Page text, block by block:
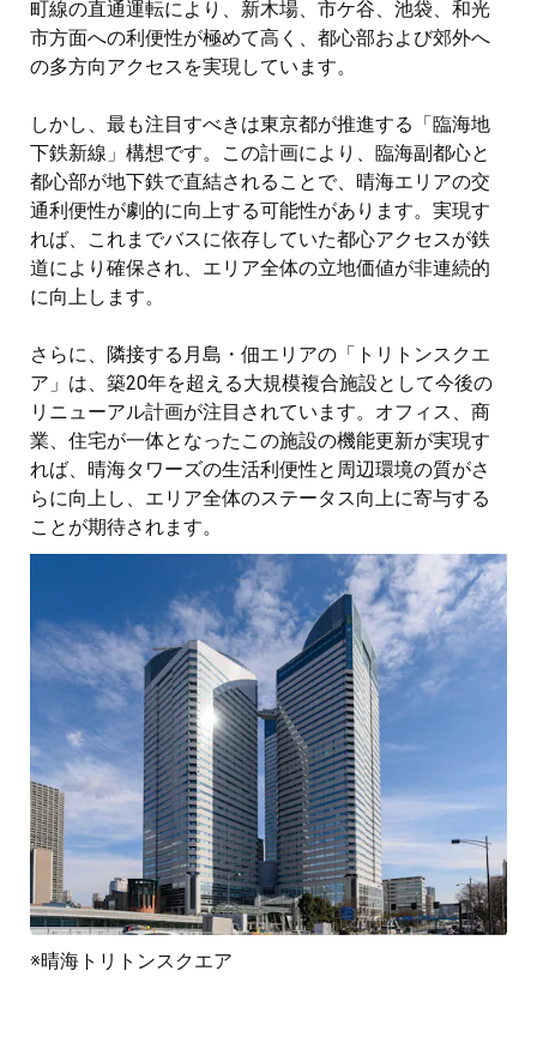
町線の直通運転により、新木場、市ケ谷、池袋、和光
市方面への利便性が極めて高く、都心部および郊外へ
の多方向アクセスを実現しています。
しかし、最も注目すべきは東京都が推進する「臨海地
下鉄新線」構想です。この計画により、臨海副都心と
都心部が地下鉄で直結されることで、晴海エリアの交
通利便性が劇的に向上する可能性があります。実現す
れば、これまでバスに依存していた都心アクセスが鉄
道により確保され、エリア全体の立地価値が非連続的
に向上します。
さらに、隣接する月島・佃エリアの「トリトンスクエ
ア」は、築20年を超える大規模複合施設として今後の
リニューアル計画が注目されています。オフィス、商
業、住宅が一体となったこの施設の機能更新が実現す
れば、晴海タワーズの生活利便性と周辺環境の質がさ
らに向上し、エリア全体のステータス向上に寄与する
ことが期待されます。
※晴海トリトンスクエア